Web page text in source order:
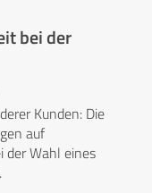
bei der
Kunden: Die
auf
der Wahl eines